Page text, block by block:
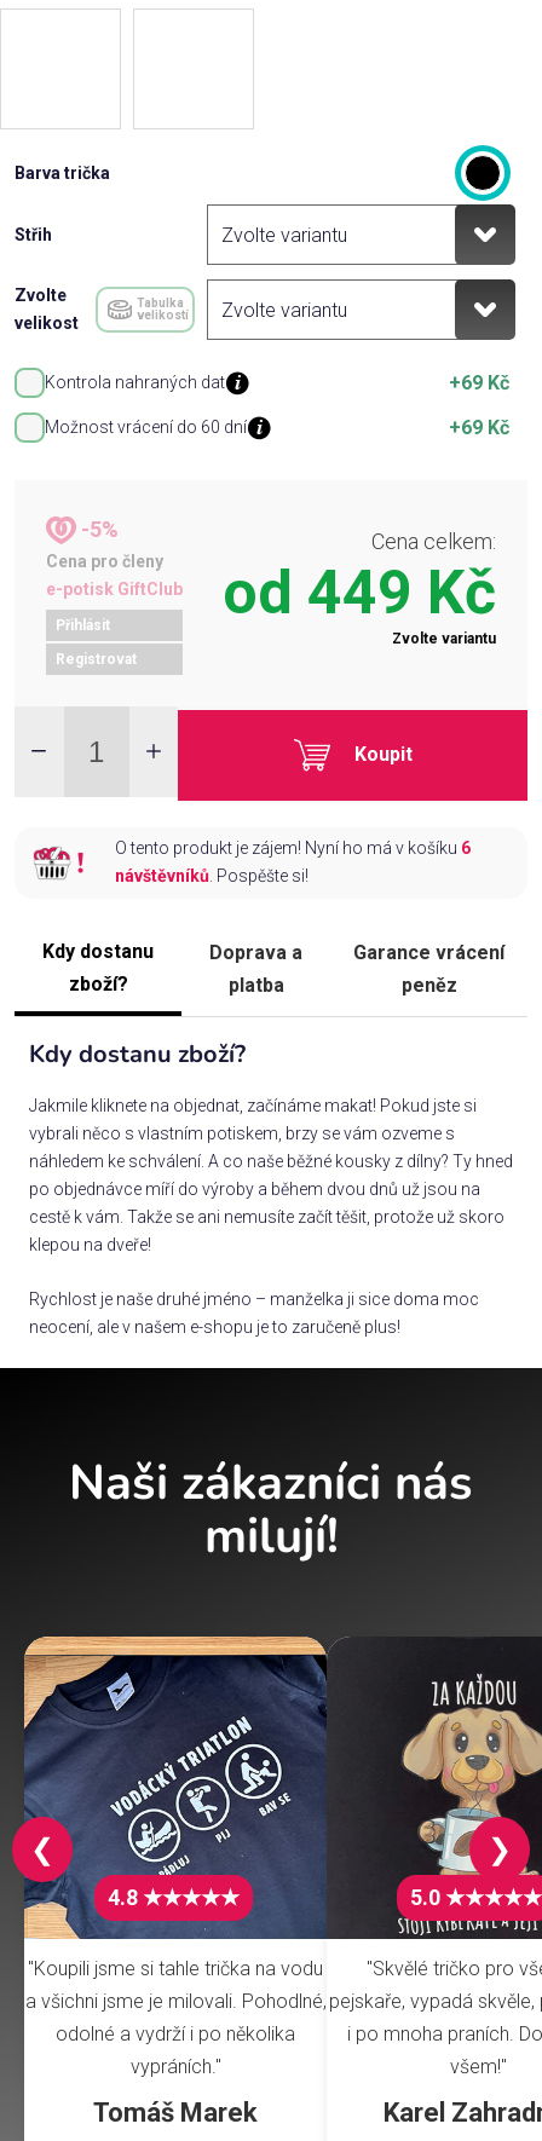
Barva trička
Střih
Zvolte
velikost
Tabulka
velikostí
Kontrola nahraných dat +69 Kč
Možnost vrácení do 60 dní +69 Kč
-5%
Cena pro členy
e-potisk GiftClub
Přihlásit
Registrovat
Cena celkem:
od 449 Kč
Zvolte variantu
Koupit
O tento produkt je zájem! Nyní ho má v košíku 6
návštěvníků. Pospěšte si!
Kdy dostanu
zboží?
Doprava a
platba
Garance vrácení
peněz
Kdy dostanu zboží?
Jakmile kliknete na objednat, začínáme makat! Pokud jste si
vybrali něco s vlastním potiskem, brzy se vám ozveme s
náhledem ke schválení. A co naše běžné kousky z dílny? Ty hned
po objednávce míří do výroby a během dvou dnů už jsou na
cestě k vám. Takže se ani nemusíte začít těšit, protože už skoro
klepou na dveře!
Rychlost je naše druhé jméno – manželka ji sice doma moc
neocení, ale v našem e-shopu je to zaručeně plus!
Naši zákazníci nás
milují!
4.8 ★★★★★
"Koupili jsme si tahle trička na vodu
a všichni jsme je milovali. Pohodlné,
odolné a vydrží i po několika
vypráních."
Tomáš Marek
5.0 ★★★★★
"Skvělé tričko pro
pejskaře, vypadá
i po mnoha praních.
všem!"
Karel
❮ ❯